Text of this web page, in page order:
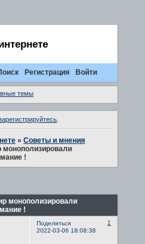
Регистрация Войти
темы
.
» Советы и мнения
!
монополизировали
!
Поделиться
1
2022-03-06 18:08:38